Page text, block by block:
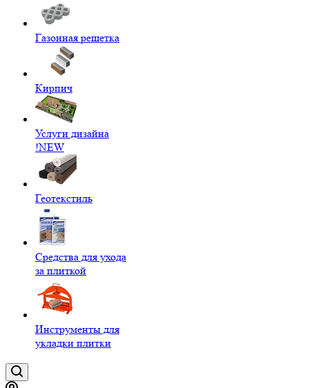
Газонная решетка
Кирпич
Услуги дизайна
!NEW
Геотекстиль
Средства для ухода
за плиткой
Инструменты для
укладки плитки